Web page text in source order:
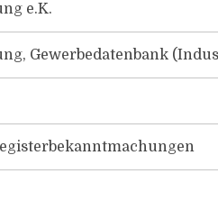
e.K.
Gewerbedatenbank